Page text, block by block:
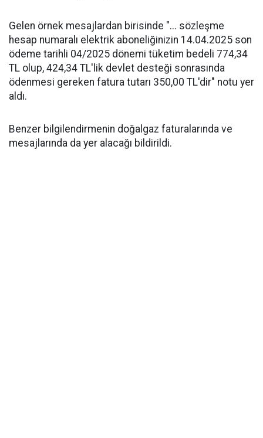
Gelen örnek mesajlardan birisinde "... sözleşme
hesap numaralı elektrik aboneliğinizin 14.04.2025 son
ödeme tarihli 04/2025 dönemi tüketim bedeli 774,34
TL olup, 424,34 TL'lik devlet desteği sonrasında
ödenmesi gereken fatura tutarı 350,00 TL'dir" notu yer
aldı.
Benzer bilgilendirmenin doğalgaz faturalarında ve
mesajlarında da yer alacağı bildirildi.